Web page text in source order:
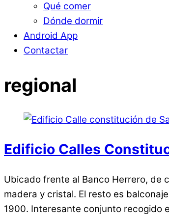
Qué comer
Dónde dormir
Android App
Contactar
regional
Edificio Calles
Ubicado frente al Banco Herrero, de
madera y cristal. El resto es
1900. Interesante conjunto recogido